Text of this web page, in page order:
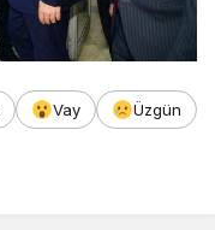
Vay
Üzgün